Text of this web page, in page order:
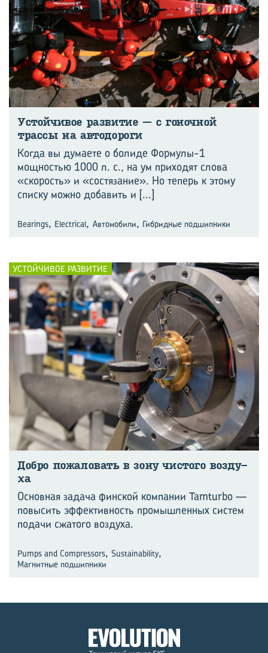
Устой­чи­вое раз­ви­тие — с го⁠ноч­ной
трас­сы на ав­то­до­ро­ги
Когда вы думаете о болиде Формулы-1
мощностью 1000 л. с., на ум приходят слова
«скорость» и «состязание». Но теперь к этому
списку можно добавить и [...]
Bearings, Electrical, Автомобили, Гибридные подшипники
УСТОЙЧИВОЕ РАЗВИТИЕ
Добро по­жа­ло­вать в зону чи­сто­го воз­ду­
ха
Основная задача финской компании Tamturbo —
повысить эффективность промышленных систем
подачи сжатого воздуха.
Pumps and Compressors, Sustainability,
Магнитные подшипники